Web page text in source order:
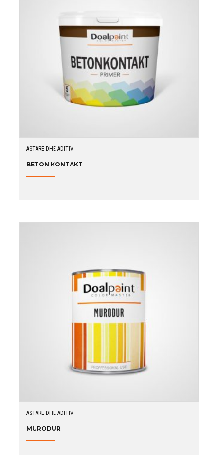
ASTARE DHE ADITIV
BETON KONTAKT
ASTARE DHE ADITIV
MURODUR